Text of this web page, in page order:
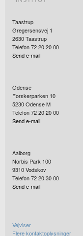
Taastrup
Gregersensvej 1
2630Taastrup
Telefon 72 20 20 00
Send e-mail
Odense
Forskerparken 10
5230Odense M
Telefon 72 20 20 00
Send e-mail
Aalborg
Norbis Park 100
9310Vodskov
Telefon 72 20 30 00
Send e-mail
Vejviser
Flere kontaktoplysninger